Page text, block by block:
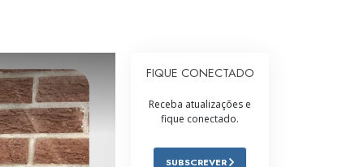
IntrodutóriosAjudas para Doenças e Ferimentos
Integridade e Honestidade
Casamento
A Escala de Tom Emocional
FIQUE CONECTADO
Receba atualizações e
fique conectado.
SUBSCREVER